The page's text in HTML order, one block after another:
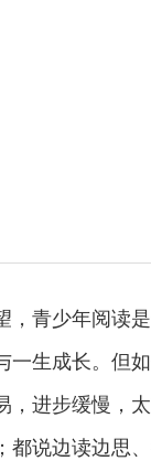
青少年阅读
生成长。但
进步缓慢，
都说边读边思